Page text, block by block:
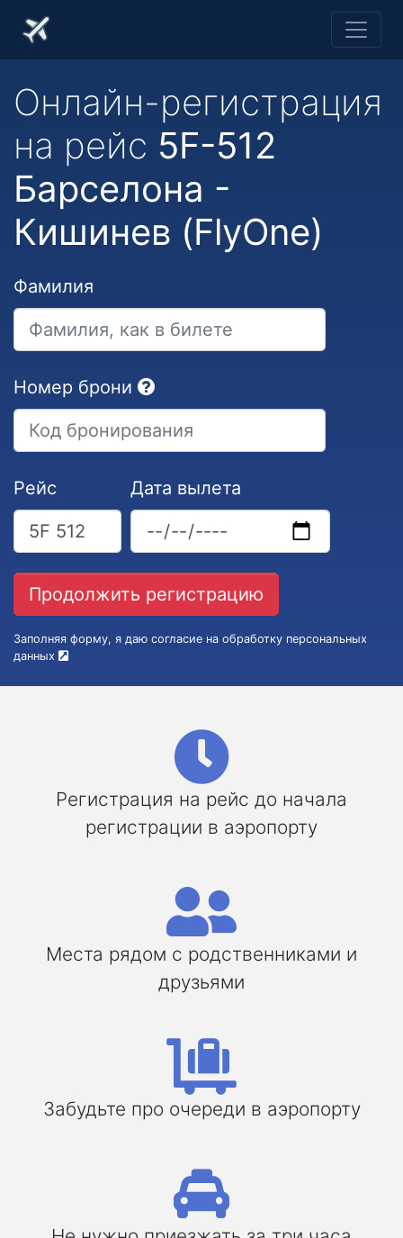
Онлайн-регистрация
на рейс 5F-512
Барселона -
Кишинев (FlyOne)
Фамилия
Номер брони
Рейс Дата вылета
Заполняя форму, я даю согласие на обработку персональных
данных
Регистрация на рейс до начала
регистрации в аэропорту
Места рядом с родственниками и
друзьями
Забудьте про очереди в аэропорту